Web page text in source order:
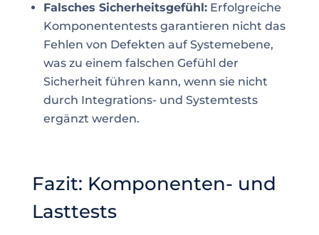
Falsches Sicherheitsgefühl:Erfolgreiche
Komponententests garantieren nicht das
Fehlen von Defekten auf Systemebene,
was zu einem falschen Gefühl der
Sicherheit führen kann, wenn sie nicht
durch Integrations- und Systemtests
ergänzt werden.
Fazit: Komponenten- und
Lasttests